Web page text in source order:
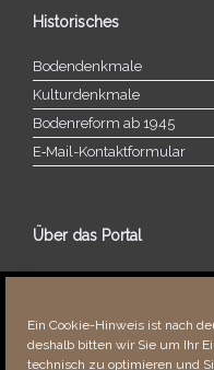
Ein Cookie-Hinweis ist nach
deshalb bitten wir Sie um Ihr
technisch zu optimieren und
Historisches
Bodendenkmale
Kulturdenkmale
Bodenreform ab 1945
E‑Mail-​​Kontaktformular
Über das Portal
Über dieses Portal
Fehler bemerkt?